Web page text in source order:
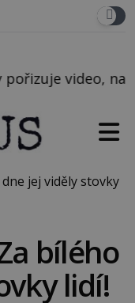
před jeho
jej viděly stovky
bílého
lidí!